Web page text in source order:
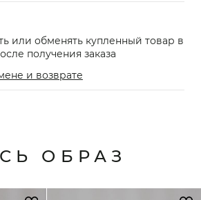
или обменять купленный товар в
получения заказа
и возврате
ОБРАЗ